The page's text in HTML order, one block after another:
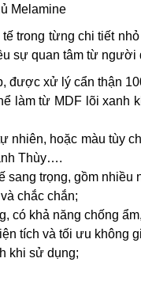
Melamine
trong từng chi tiết
sự quan tâm từ người
được xử lý cẩn thận
làm từ MDF lõi xanh
nhiên, hoặc màu tùy
Thùy….
sang trọng, gồm
chắc chắn;
có khả năng chống
tích và tối ưu không
khi sử dụng;